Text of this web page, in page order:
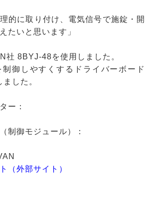
的に取り付け、電気信号で施錠・開
たいと思います」
社 8BYJ-48を使用しました。
制御しやすくするドライバーボード
した。
ー：
制御モジュール）：
（外部サイト）